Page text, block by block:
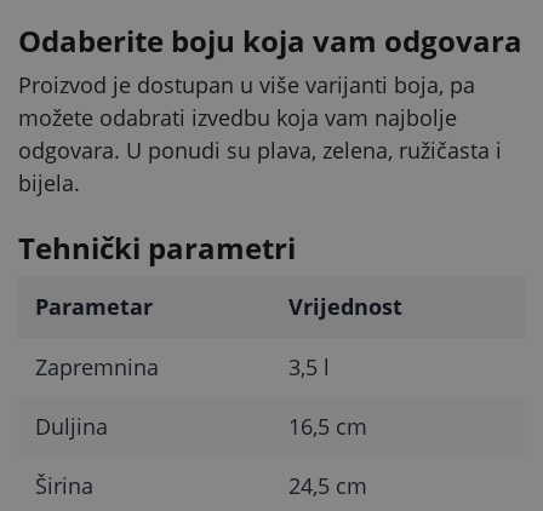
Odaberite boju koja vam odgovara
Proizvod je dostupan u više varijanti boja, pa
možete odabrati izvedbu koja vam najbolje
odgovara. U ponudi su plava, zelena, ružičasta i
bijela.
Tehnički parametri
Parametar Vrijednost
Zapremnina 3,5 l
Duljina 16,5 cm
Širina 24,5 cm